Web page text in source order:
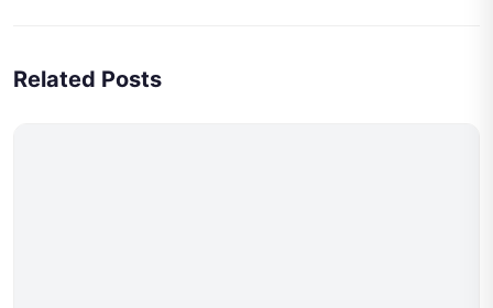
Related Posts